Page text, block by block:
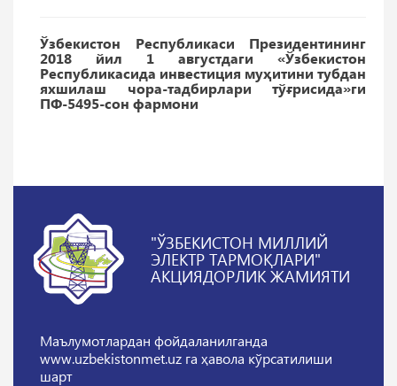
Ўзбекистон Республикаси Президентининг
2018 йил 1 августдаги «Ўзбекистон
Республикасида инвестиция муҳитини тубдан
яхшилаш чора-тадбирлари тўғрисида»ги
ПФ-5495-сон фармони
"ЎЗБЕКИСТОН МИЛЛИЙ
ЭЛЕКТР ТАРМОҚЛАРИ"
АКЦИЯДОРЛИК ЖАМИЯТИ
Маълумотлардан фойдаланилганда
www.uzbekistonmet.uz га ҳавола кўрсатилиши
шарт